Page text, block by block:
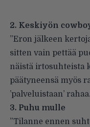
2. Keskiyön
”Eron jälkeen
sitten vain pettää
näistä irtosuhteista
päätyneensä myös
’palveluistaan’
3. Puhu mulle
”Tilanne ennen